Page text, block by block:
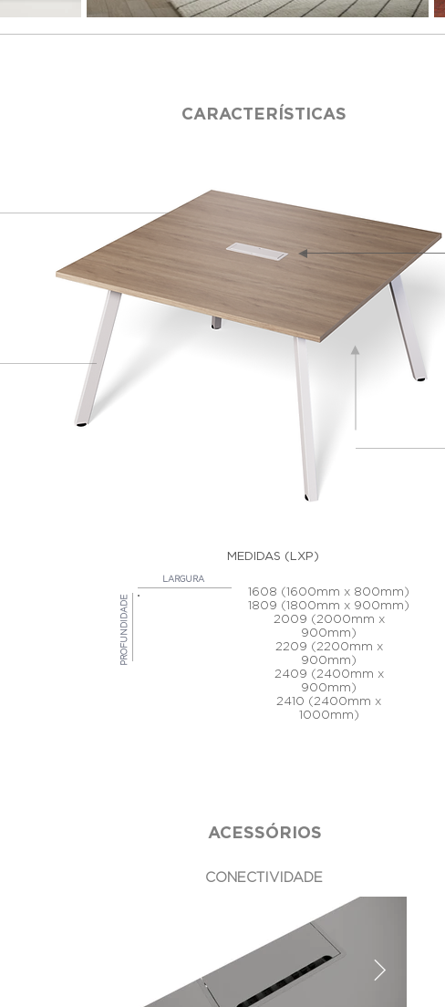
CARACTERÍSTICAS
MEDIDAS (LXP)
LARGURA
PROFUNDIDADE
1608 (1600mm x 800mm)
1809 (1800mm x 900mm)
2009 (2000mm x
900mm)
2209 (2200mm x
900mm)
2409 (2400mm x
900mm)
2410 (2400mm x
1000mm)
ACESSÓRIOS
CONECTIVIDADE